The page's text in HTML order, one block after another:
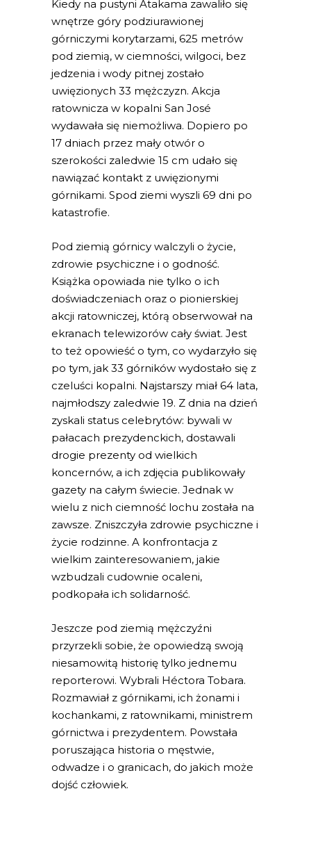
Kiedy na pustyni Atakama zawaliło się
wnętrze góry podziurawionej
górniczymi korytarzami, 625 metrów
pod ziemią, w ciemności, wilgoci, bez
jedzenia i wody pitnej zostało
uwięzionych 33 mężczyzn. Akcja
ratownicza w kopalni San José
wydawała się niemożliwa. Dopiero po
17 dniach przez mały otwór o
szerokości zaledwie 15 cm udało się
nawiązać kontakt z uwięzionymi
górnikami. Spod ziemi wyszli 69 dni po
katastrofie.
Pod ziemią górnicy walczyli o życie,
zdrowie psychiczne i o godność.
Książka opowiada nie tylko o ich
doświadczeniach oraz o pionierskiej
akcji ratowniczej, którą obserwował na
ekranach telewizorów cały świat. Jest
to też opowieść o tym, co wydarzyło się
po tym, jak 33 górników wydostało się z
czeluści kopalni. Najstarszy miał 64 lata,
najmłodszy zaledwie 19. Z dnia na dzień
zyskali status celebrytów: bywali w
pałacach prezydenckich, dostawali
drogie prezenty od wielkich
koncernów, a ich zdjęcia publikowały
gazety na całym świecie. Jednak w
wielu z nich ciemność lochu została na
zawsze. Zniszczyła zdrowie psychiczne i
życie rodzinne. A konfrontacja z
wielkim zainteresowaniem, jakie
wzbudzali cudownie ocaleni,
podkopała ich solidarność.
Jeszcze pod ziemią mężczyźni
przyrzekli sobie, że opowiedzą swoją
niesamowitą historię tylko jednemu
reporterowi. Wybrali Héctora Tobara.
Rozmawiał z górnikami, ich żonami i
kochankami, z ratownikami, ministrem
górnictwa i prezydentem. Powstała
poruszająca historia o męstwie,
odwadze i o granicach, do jakich może
dojść człowiek.